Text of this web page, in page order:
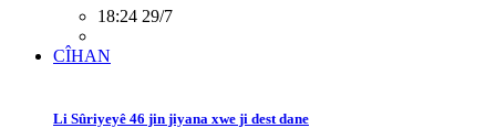
18:24 29/7
CÎHAN
Li Sûriyeyê 46 jin jiyana xwe ji dest dane